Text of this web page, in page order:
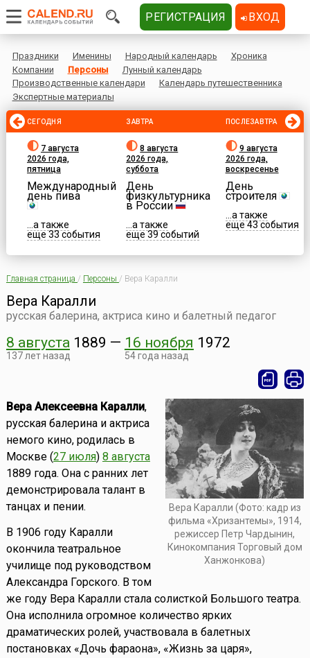
Праздники Именины Народный календарь
Хроника
Компании
Персоны
Лунный календарь
Производственные календари
Календарь путешественника
Экспертные материалы
СЕГОДНЯ
7 августа
2026 года,
пятница
Международный
день пива
...а также
еще 33 события
ЗАВТРА
8 августа
2026 года,
суббота
День
физкультурника
в России
...а также
еще 39 событий
ПОСЛЕЗАВТРА
9 августа
2026 года,
воскресенье
День
строителя
...а также
еще 43 события
Главная страница / Персоны / Вера Каралли
Вера Каралли
русская балерина, актриса кино и балетный педагог
8 августа1889
137 лет назад
— 16 ноября 1972
54 года назад
Вера Каралли (Фото: кадр из
фильма «Хризантемы», 1914,
режиссер Петр Чардынин,
Кинокомпания Торговый дом
Ханжонкова)
Вера Алексеевна Каралли,
русская балерина и актриса
немого кино, родилась в
Москве (27 июля) 8 августа
1889 года. Она с ранних лет
демонстрировала талант в
танцах и пении.
В 1906 году Каралли
окончила театральное
училище под руководством
Александра Горского. В том
же году Вера Каралли стала солисткой Большого театра.
Она исполнила огромное количество ярких
драматических ролей, участвовала в балетных
постановках «Дочь фараона», «Жизнь за царя»,
РЕГИСТРАЦИЯ ВХОД